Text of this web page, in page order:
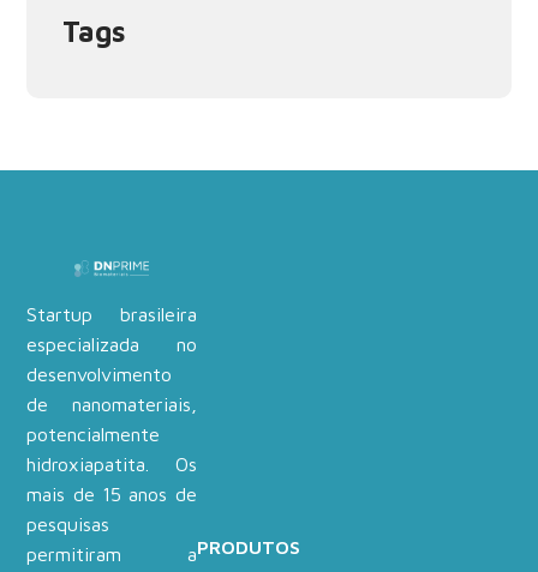
Tags
Startup brasileira
especializada no
desenvolvimento
de nanomateriais,
potencialmente
hidroxiapatita. Os
mais de 15 anos de
pesquisas
permitiram aPRODUTOS